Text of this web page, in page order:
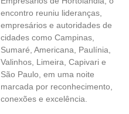
encontro reuniu lideranças,
empresários e autoridades de
cidades como Campinas,
Sumaré, Americana, Paulínia,
Valinhos, Limeira, Capivari e
São Paulo, em uma noite
marcada por reconhecimento,
conexões e excelência.